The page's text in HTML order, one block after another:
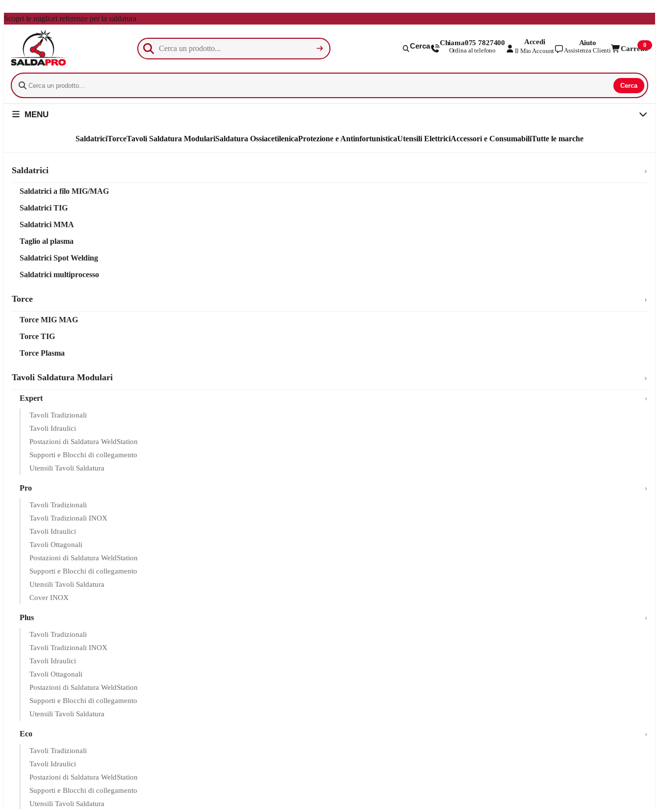
Scopri le migliori referenze per la saldatura
Cerca Chiama075 7827400
Ordina al telefono
Accedi
Il Mio Account
Aiuto
Assistenza Clienti Carrello
0
Cerca
MENU
SaldatriciTorceTavoli Saldatura ModulariSaldatura OssiacetilenicaProtezione e AntinfortunisticaUtensili ElettriciAccessori e ConsumabiliTutte le marche
Saldatrici
Saldatrici a filo MIG/MAG
Saldatrici TIG
Saldatrici MMA
Taglio al plasma
Saldatrici Spot Welding
Saldatrici multiprocesso
Torce
Torce MIG MAG
Torce TIG
Torce Plasma
Tavoli Saldatura Modulari
Expert
Tavoli Tradizionali
Tavoli Idraulici
Postazioni di Saldatura WeldStation
Supporti e Blocchi di collegamento
Utensili Tavoli Saldatura
Pro
Tavoli Tradizionali
Tavoli Tradizionali INOX
Tavoli Idraulici
Tavoli Ottagonali
Postazioni di Saldatura WeldStation
Supporti e Blocchi di collegamento
Utensili Tavoli Saldatura
Cover INOX
Plus
Tavoli Tradizionali
Tavoli Tradizionali INOX
Tavoli Idraulici
Tavoli Ottagonali
Postazioni di Saldatura WeldStation
Supporti e Blocchi di collegamento
Utensili Tavoli Saldatura
Eco
Tavoli Tradizionali
Tavoli Idraulici
Postazioni di Saldatura WeldStation
Supporti e Blocchi di collegamento
Utensili Tavoli Saldatura